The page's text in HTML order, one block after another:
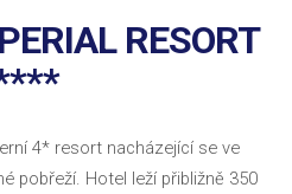
RESORT
4* resort nacházející se ve
pobřeží. Hotel leží přibližně 350